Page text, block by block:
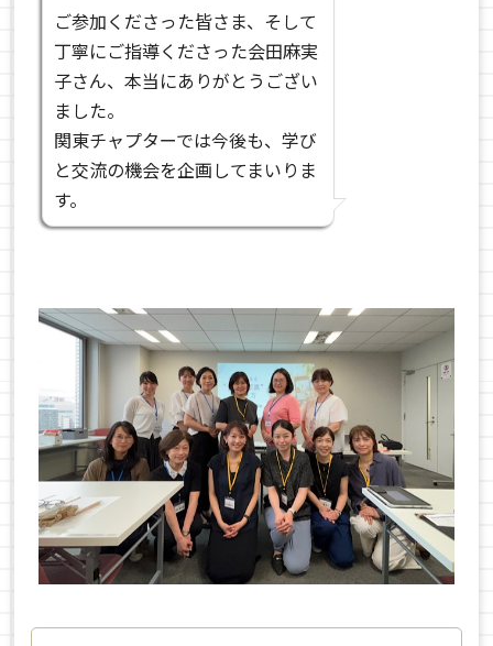
ご参加くださった皆さま、そして
丁寧にご指導くださった会田麻実
子さん、本当にありがとうござい
ました。
関東チャプターでは今後も、学び
と交流の機会を企画してまいりま
す。